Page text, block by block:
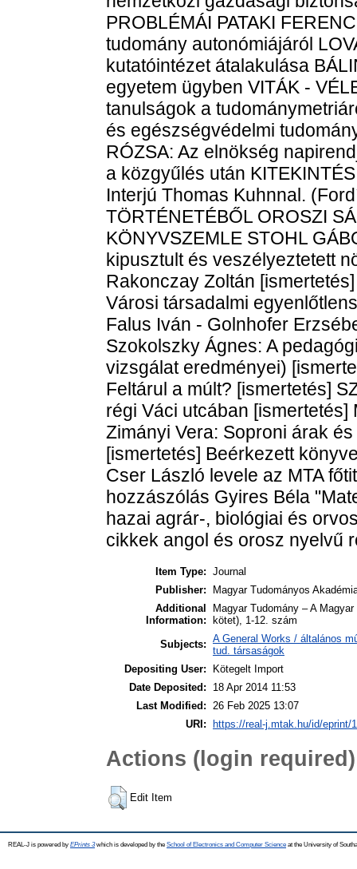
Item Type: Journal
Publisher:
Magyar Tudományos
Additional
Information:
Magyar Tudomány – A
kötet), 1-12. szám
Subjects: A General Works / általános
tud. társaságok
Depositing User:
Kötegelt Import
Date Deposited:
18 Apr 2014 11:53
Last Modified:
26 Feb 2025 13:07
URI: https://real-j.mtak.hu/id/eprint/
Actions (login required)
Edit Item
REAL-J is powered by EPrints 3which is developed by the School of Electronics and Computer Science at the University of